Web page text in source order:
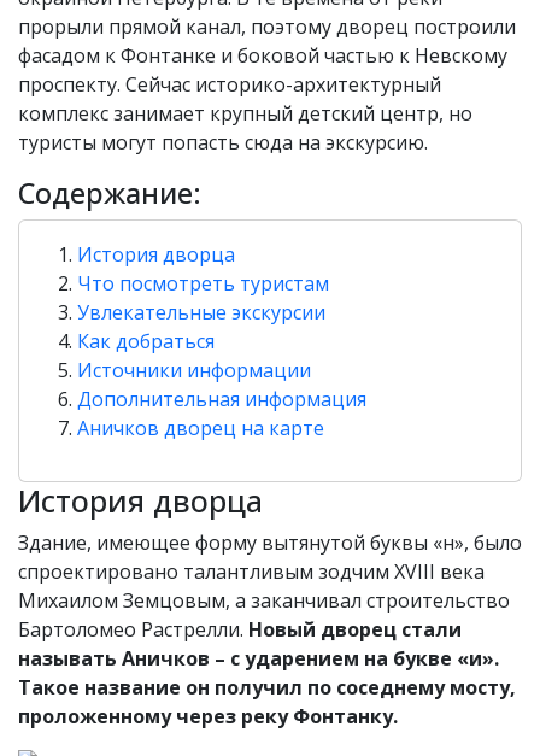
прорыли прямой канал, поэтому дворец построили
фасадом к Фонтанке и боковой частью к Невскому
проспекту. Сейчас историко-архитектурный
комплекс занимает крупный детский центр, но
туристы могут попасть сюда на экскурсию.
Содержание:
История дворца
Что посмотреть туристам
Увлекательные экскурсии
Как добраться
Источники информации
Дополнительная информация
​​Аничков дворец на карте
История дворца
Здание, имеющее форму вытянутой буквы «н», было
спроектировано талантливым зодчим XVIII века
Михаилом Земцовым, а заканчивал строительство
Бартоломео Растрелли. Новый дворец стали
называть Аничков – с ударением на букве «и».
Такое название он получил по соседнему мосту,
проложенному через реку Фонтанку.